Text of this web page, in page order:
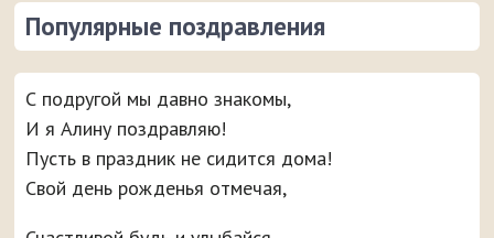
Популярные поздравления
С подругой мы давно знакомы,
И я Алину поздравляю!
Пусть в праздник не сидится дома!
Свой день рожденья отмечая,